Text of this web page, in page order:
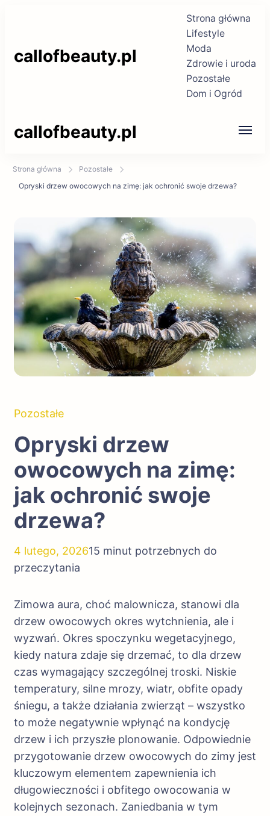
callofbeauty.pl
Strona główna
Lifestyle
Moda
Zdrowie i uroda
Pozostałe
Dom i Ogród
callofbeauty.pl
Strona główna
Pozostałe
Opryski drzew owocowych na zimę: jak ochronić swoje drzewa?
Pozostałe
Opryski drzew
owocowych na zimę:
jak ochronić swoje
drzewa?
4 lutego, 202615 minut potrzebnych do
przeczytania
Zimowa aura, choć malownicza, stanowi dla
drzew owocowych okres wytchnienia, ale i
wyzwań. Okres spoczynku wegetacyjnego,
kiedy natura zdaje się drzemać, to dla drzew
czas wymagający szczególnej troski. Niskie
temperatury, silne mrozy, wiatr, obfite opady
śniegu, a także działania zwierząt – wszystko
to może negatywnie wpłynąć na kondycję
drzew i ich przyszłe plonowanie. Odpowiednie
przygotowanie drzew owocowych do zimy jest
kluczowym elementem zapewnienia ich
długowieczności i obfitego owocowania w
kolejnych sezonach. Zaniedbania w tym